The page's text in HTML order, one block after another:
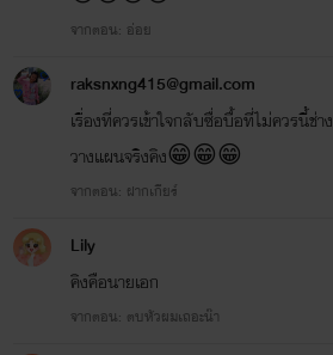
จากตอน: อ่อย
raksnxng415@gmail.com
เรื่องที่ควรเข้าใจกลับซื่อบื้อที่ไม่ควรนี้ช่าง
วางแผนจริงคิง😁😁😁
จากตอน: ฝากเกียร์
Lily
คิงคือนายเอก
จากตอน: ตบหัวผมเถอะน๊า